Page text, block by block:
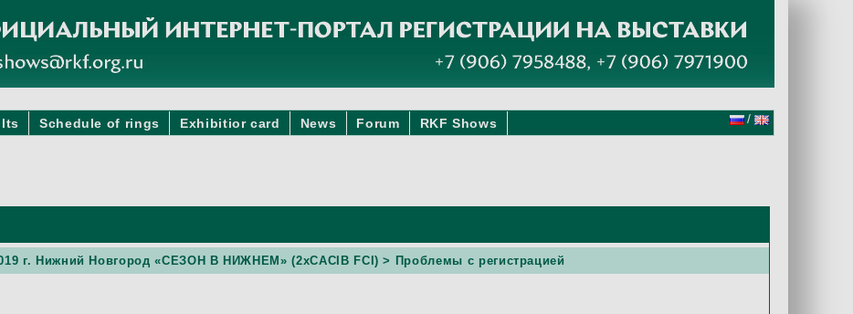
Schedule of rings Exhibitior card News Forum RKF Shows /
г. Нижний Новгород «СЕЗОН В НИЖНЕМ» (2xCACIB FCI) > Проблемы с регистрацией